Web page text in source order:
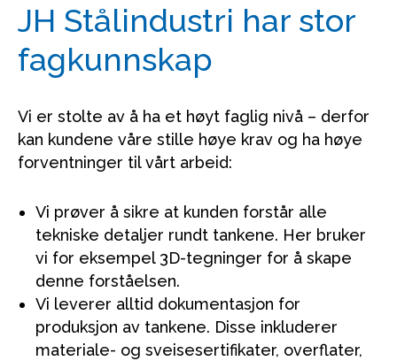
JH Stålindustri har stor
fagkunnskap
Vi er stolte av å ha et høyt faglig nivå – derfor
kan kundene våre stille høye krav og ha høye
forventninger til vårt arbeid:
Vi prøver å sikre at kunden forstår alle
tekniske detaljer rundt tankene. Her bruker
vi for eksempel 3D-tegninger for å skape
denne forståelsen.
Vi leverer alltid dokumentasjon for
produksjon av tankene. Disse inkluderer
materiale- og sveisesertifikater, overflater,